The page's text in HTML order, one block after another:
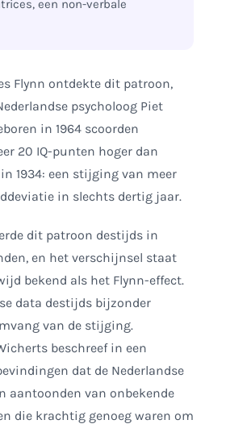
een non-verbale
Flynn ontdekte dit patroon,
psycholoog Piet
in 1964 scoorden
20 IQ-punten hoger dan
1934: een stijging van meer
in slechts dertig jaar.
dit patroon destijds in
en het verschijnsel staat
bekend als het Flynn-effect.
data destijds bijzonder
van de stijging.
beschreef in een
dat de Nederlandse
aantoonden van onbekende
die krachtig genoeg waren om